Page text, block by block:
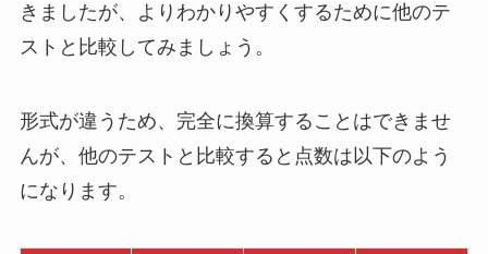
きましたが、よりわかりやすくするために他のテ
ストと比較してみましょう。
形式が違うため、完全に換算することはできませ
んが、他のテストと比較すると点数は以下のよう
になります。